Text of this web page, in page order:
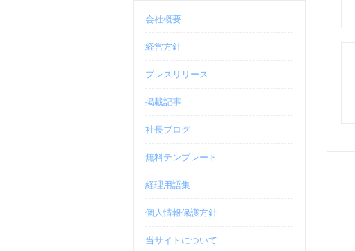
会社概要
経営方針
プレスリリース
掲載記事
社長ブログ
無料テンプレート
経理用語集
個人情報保護方針
当サイトについて